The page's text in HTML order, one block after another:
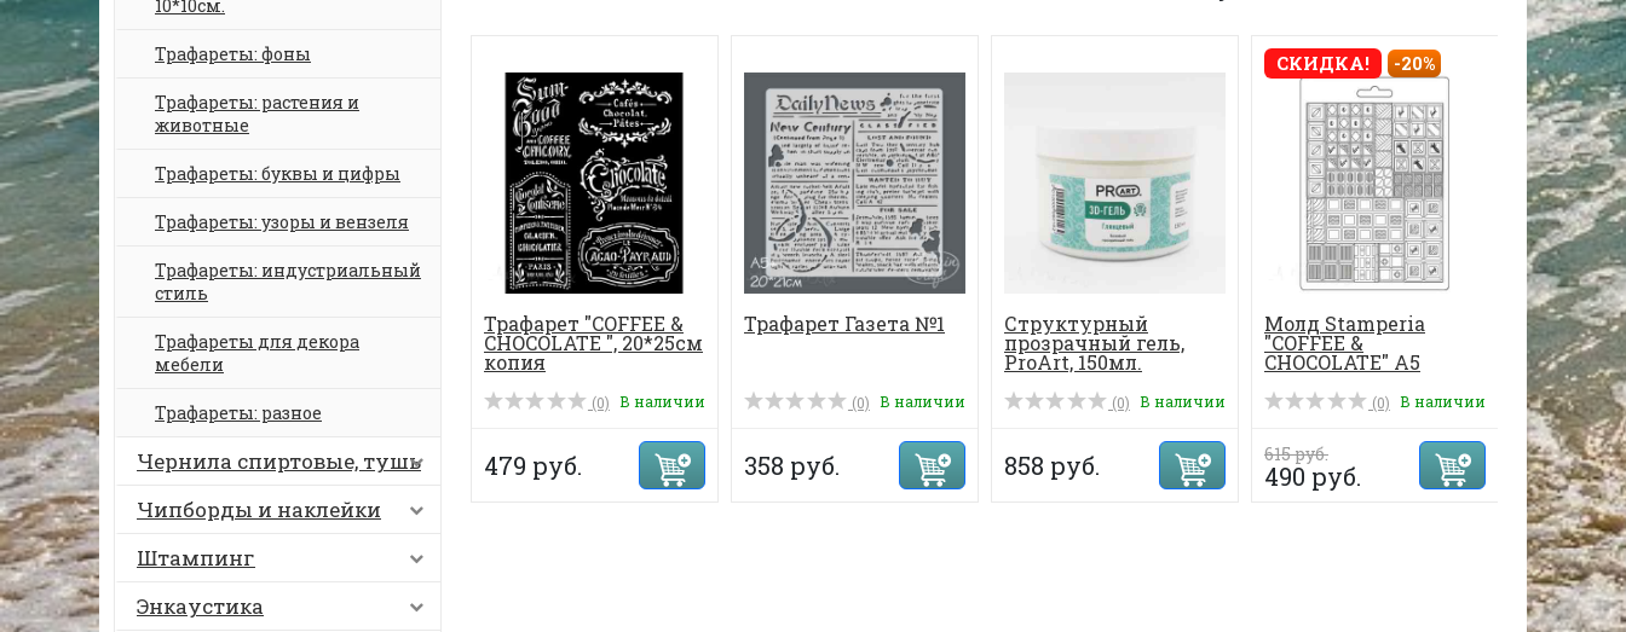
10*10см.
Трафареты: фоны
Трафареты: растения и
животные
Трафареты: буквы и цифры
Трафареты: узоры и вензеля
Трафареты: индустриальный
стиль
Трафареты для декора
мебели
Трафареты: разное
Чернила спиртовые, тушь
Чипборды и наклейки
Штампинг
Энкаустика
Трафарет "COFFEE &
CHOCOLATE ", 20*25см
копия
(0) В наличии
479 руб.
Трафарет Газета №1
(0) В наличии
358 руб.
Структурный
прозрачный гель,
ProArt, 150мл.
(0) В наличии
858 руб.
СКИДКА! -20%
Молд Stamperia
"COFFEE &
CHOCOLATE" А5
(0) В наличии
615 руб.
490 руб.
Трафарет
WORLD",
копия
479 руб.